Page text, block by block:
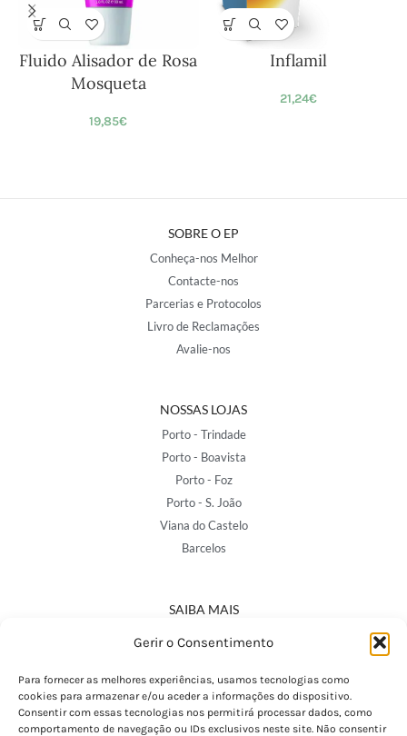
Gerir o Consentimento
Para fornecer as melhores experiências, usamos tecnologias como
cookies para armazenar e/ou aceder a informações do dispositivo.
Consentir com essas tecnologias nos permitirá processar dados, como
comportamento de navegação ou IDs exclusivos neste site. Não consentir
Fluido Alisador de Rosa
Mosqueta
19,85€
Inflamil
21,24€
SOBRE O EP
Conheça-nos Melhor
Contacte-nos
Parcerias e Protocolos
Livro de Reclamações
Avalie-nos
NOSSAS LOJAS
Porto - Trindade
Porto - Boavista
Porto - Foz
Porto - S. João
Viana do Castelo
Barcelos
SAIBA MAIS
Política de Privacidade
Termos e Condições
Perguntas Frequentes
Custos de Envio